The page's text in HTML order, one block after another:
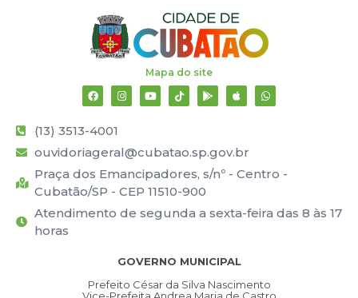
Mapa do site
(13) 3513-4001
ouvidoriageral@cubatao.sp.gov.br
Praça dos Emancipadores, s/nº - Centro -
Cubatão/SP - CEP 11510-900
Atendimento de segunda a sexta-feira das 8 às 17
horas
GOVERNO MUNICIPAL
Prefeito César da Silva Nascimento
Vice-Prefeita Andrea Maria de Castro